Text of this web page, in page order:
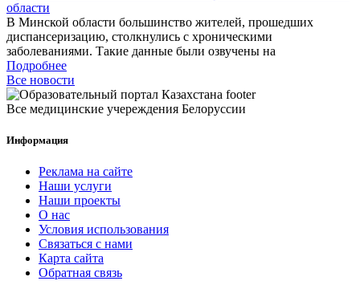
области
В Минской области большинство жителей, прошедших
диспансеризацию, столкнулись с хроническими
заболеваниями. Такие данные были озвучены на
Подробнее
Все новости
Все медицинские учереждения Белоруссии
Информация
Реклама на сайте
Наши услуги
Наши проекты
О нас
Условия использования
Связаться с нами
Карта сайта
Обратная связь